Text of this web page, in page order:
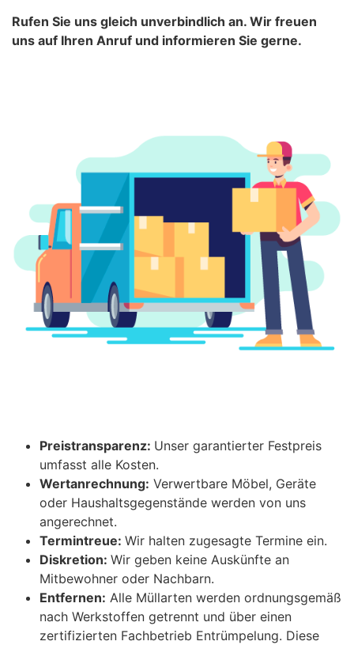
Rufen Sie uns gleich unverbindlich an. Wir freuen
uns auf Ihren Anruf und informieren Sie gerne.
Preistransparenz: Unser garantierter Festpreis
umfasst alle Kosten.
Wertanrechnung: Verwertbare Möbel, Geräte
oder Haushaltsgegenstände werden von uns
angerechnet.
Termintreue: Wir halten zugesagte Termine ein.
Diskretion: Wir geben keine Auskünfte an
Mitbewohner oder Nachbarn.
Entfernen: Alle Müllarten werden ordnungsgemäß
nach Werkstoffen getrennt und über einen
zertifizierten Fachbetrieb Entrümpelung. Diese